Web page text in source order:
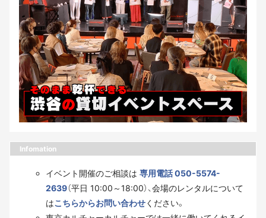
Infomation
イベント開催のご相談は 専用電話 050-5574-
2639（平日 10:00～18:00）、会場のレンタルについて
はこちらからお問い合わせください。